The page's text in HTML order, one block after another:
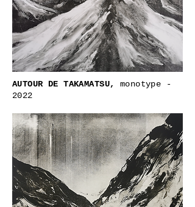
AUTOUR DE TAKAMATSU,
monotype -
2022